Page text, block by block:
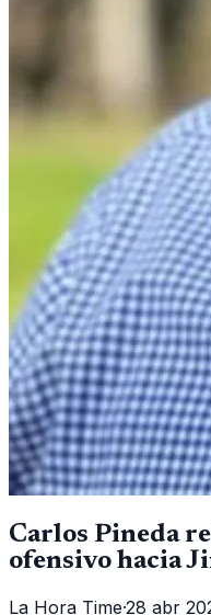
Carlos Pineda
ofensivo hacia
La Hora Time·28 abr